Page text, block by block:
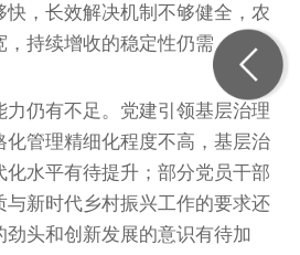
，长效解决机制不够健全，农
，持续增收的稳定性仍需加强。
力仍有不足。党建引领基层治理
化管理精细化程度不高，基层治
水平有待提升；部分党员干部
与新时代乡村振兴工作的要求还
头和创新发展的意识有待加